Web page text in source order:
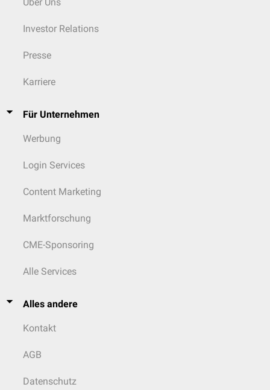
Investor Relations
Presse
Karriere
Für Unternehmen
Werbung
Login Services
Content Marketing
Marktforschung
CME-Sponsoring
Alle Services
Alles andere
Kontakt
AGB
Datenschutz